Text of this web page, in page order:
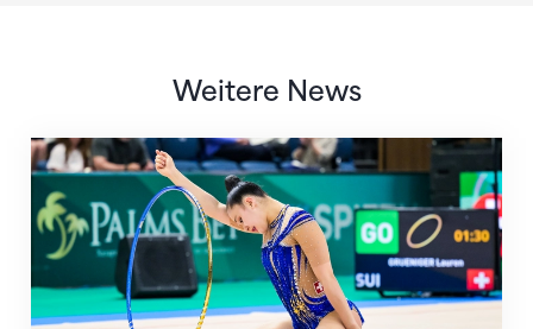
Weitere News
Nächster Halt: Weltmeisterschaft